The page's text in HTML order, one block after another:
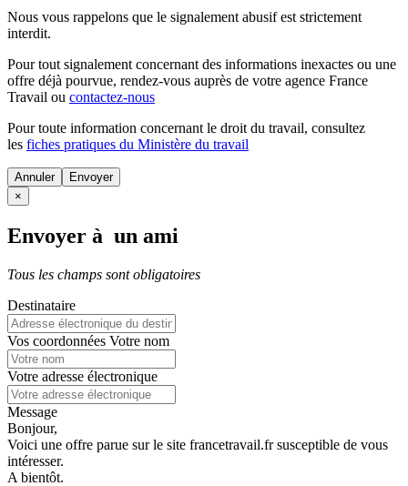
Nous vous rappelons que le signalement abusif est strictement
interdit.
Pour tout signalement concernant des informations inexactes ou une
offre déjà pourvue, rendez-vous auprès de votre agence France
Travail ou contactez-nous
Pour toute information concernant le droit du travail, consultez
les fiches pratiques du Ministère du travail
Annuler
×
Envoyer à un ami
Tous les champs sont obligatoires
Destinataire
Vos coordonnées Votre nom
Votre adresse électronique
Message
Bonjour,
Voici une offre parue sur le site francetravail.fr susceptible de vous
intéresser.
A bientôt.